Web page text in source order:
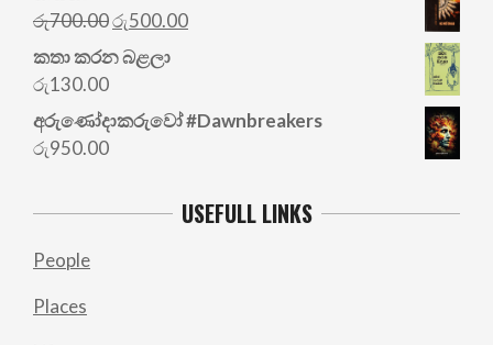
රු700.00Original
price
was:
රු500.00Current
කතා කරන බළලා
රු130.00
අරු‍ණෝදාකරුවෝ #Dawnbreakers
රු950.00
USEFULL LINKS
People
Places